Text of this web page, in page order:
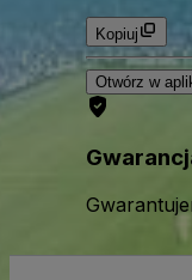
Kopiuj
Otwórz w